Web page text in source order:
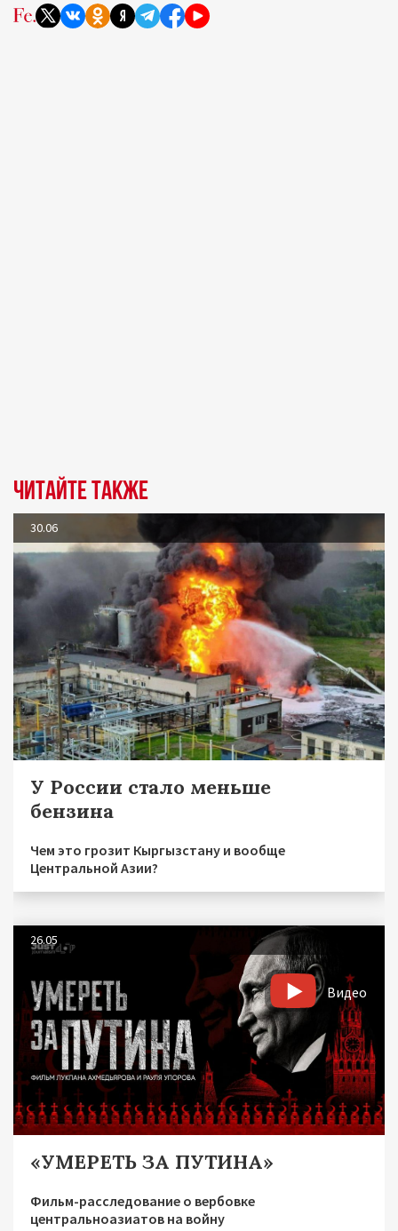
Читайте также
30.06
У России стало меньше
бензина
Чем это грозит Кыргызстану и вообще
Центральной Азии?
26.05
Видео
«УМЕРЕТЬ ЗА ПУТИНА»
Фильм-расследование о вербовке
центральноазиатов на войну